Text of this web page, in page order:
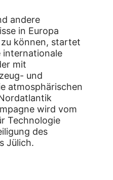
andere
in Europa
können, startet
internationale
mit
und
atmosphärischen
wird vom
Technologie
des
Jülich.